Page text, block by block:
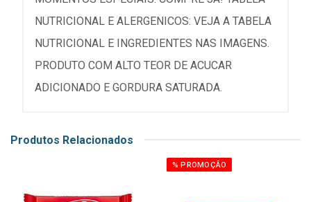
NUTRICIONAL E ALERGENICOS: VEJA A TABELA
NUTRICIONAL E INGREDIENTES NAS IMAGENS.
PRODUTO COM ALTO TEOR DE ACUCAR
ADICIONADO E GORDURA SATURADA.
Produtos Relacionados
% PROMOÇÃO